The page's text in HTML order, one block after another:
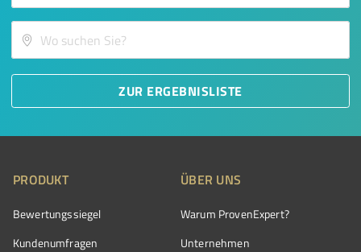
ZUR ERGEBNISLISTE
PRODUKT
Bewertungssiegel
Kundenumfragen
ÜBER UNS
Warum ProvenExpert?
Unternehmen